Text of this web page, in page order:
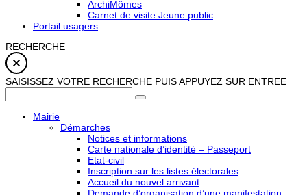
ArchiMômes
Carnet de visite Jeune public
Portail usagers
RECHERCHE
SAISISSEZ VOTRE RECHERCHE PUIS APPUYEZ SUR ENTREE
Mairie
Démarches
Notices et informations
Carte nationale d’identité – Passeport
Etat-civil
Inscription sur les listes électorales
Accueil du nouvel arrivant